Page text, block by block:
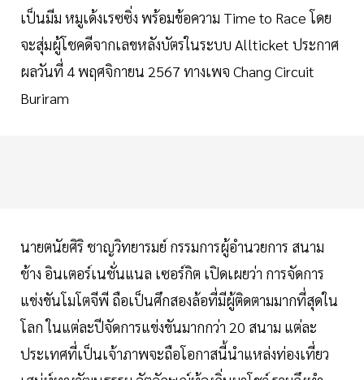
เป็นมีม หมูเด้งเรซซิ่ง พร้อมข้อความ Time to Race โดย
จะสุ่มผู้โชคดีจากเลขหลังบัตรในระบบ Allticket ประกาศ
ผลวันที่ 4 พฤศจิกายน 2567 ทางเพจ Chang Circuit
Buriram
นายตนัยศิริ ชาญวิทยารมย์ กรรมการผู้อำนวยการ สนาม
ช้าง อินเตอร์เนชั่นแนล เซอร์กิต เปิดเผยว่า การจัดการ
แข่งขันโมโตจีพี ถือเป็นศึกสองล้อที่มีผู้ติดตามมากที่สุดใน
โลก ในแต่ละปีจัดการแข่งขันมากกว่า 20 สนาม แต่ละ
ประเทศที่เป็นเจ้าภาพจะถือโอกาสนี้นำแหล่งท่องเที่ยว